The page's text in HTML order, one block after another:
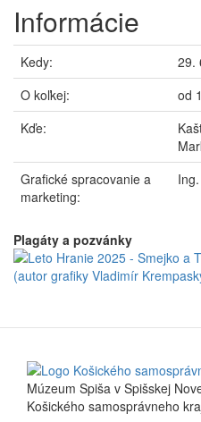
Informácie
Kedy:
29.
O koľkej:
od
Kďe:
Grafické spracovanie a
marketing:
Plagáty a pozvánky
Múzeum Spiša v Spišskej
Košického samosprávneho